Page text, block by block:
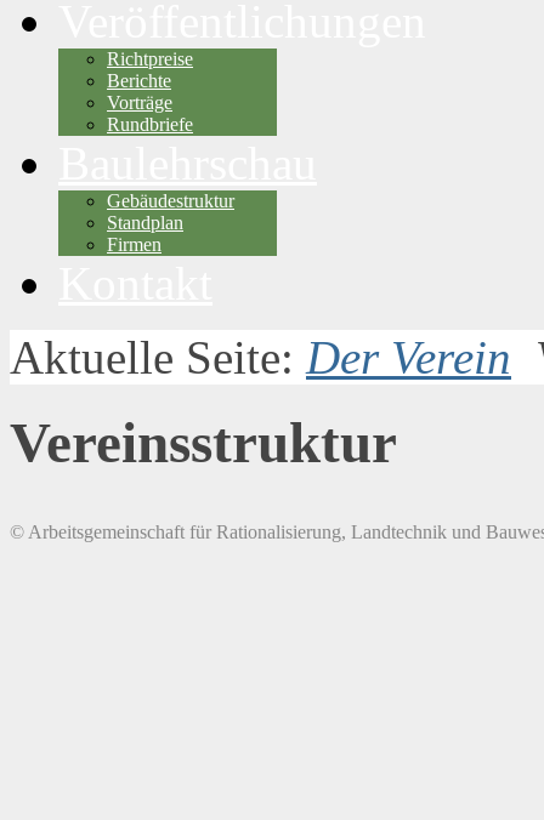
Richtpreise
Berichte
Vorträge
Rundbriefe
Gebäudestruktur
Standplan
Firmen
Aktuelle Seite: Der Verein
Vereinsstruktur
© Arbeitsgemeinschaft für Rationalisierung, Landtechnik und